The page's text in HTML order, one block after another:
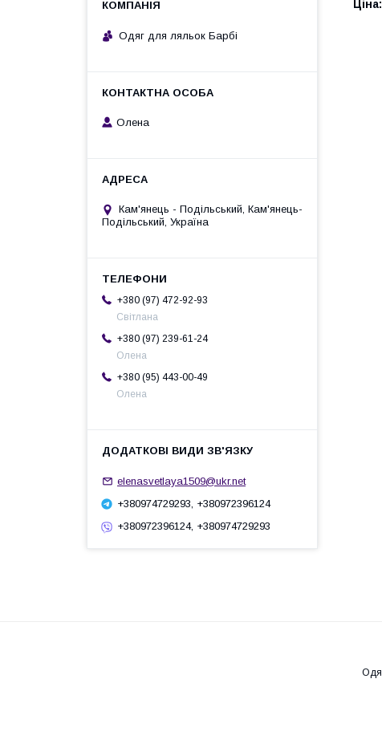
Ціна:
Одяг для ляльок Барбі
Олена
Кам'янець - Подільський, Кам'янець-
Подільський, Україна
+380 (97) 472-92-93
Світлана
+380 (97) 239-61-24
Олена
+380 (95) 443-00-49
Олена
elenasvetlaya1509@ukr.net
+380974729293, +380972396124
+380972396124, +380974729293